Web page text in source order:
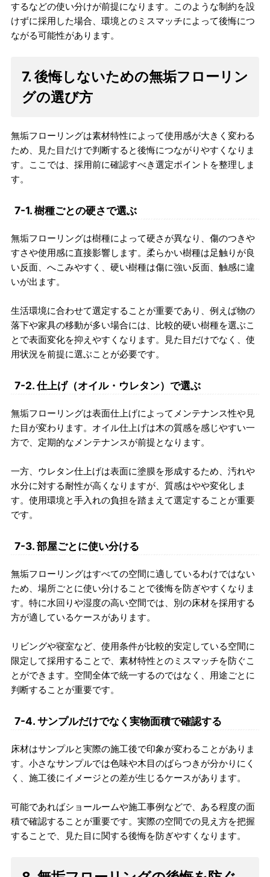
するなどの使い分けが前提になります。このような制約を設
けずに採用した場合、環境とのミスマッチによって後悔につ
ながる可能性があります。
7. 後悔しないための無垢フローリン
グの選び方
無垢フローリングは素材特性によって使用感が大きく変わる
ため、見た目だけで判断すると後悔につながりやすくなりま
す。ここでは、採用前に確認すべき選定ポイントを整理しま
す。
7-1. 樹種ごとの硬さで選ぶ
無垢フローリングは樹種によって硬さが異なり、傷のつきや
すさや使用感に直接影響します。柔らかい樹種は足触りが良
い反面、へこみやすく、硬い樹種は傷に強い反面、触感に違
いが出ます。
生活環境に合わせて選定することが重要であり、例えば物の
落下や家具の移動が多い場合には、比較的硬い樹種を選ぶこ
とで表面変化を抑えやすくなります。見た目だけでなく、使
用状況を前提に選ぶことが必要です。
7-2. 仕上げ（オイル・ウレタン）で選ぶ
無垢フローリングは表面仕上げによってメンテナンス性や見
た目が変わります。オイル仕上げは木の質感を感じやすい一
方で、定期的なメンテナンスが前提となります。
一方、ウレタン仕上げは表面に塗膜を形成するため、汚れや
水分に対する耐性が高くなりますが、質感はやや変化しま
す。使用環境と手入れの負担を踏まえて選定することが重要
です。
7-3. 部屋ごとに使い分ける
無垢フローリングはすべての空間に適しているわけではない
ため、場所ごとに使い分けることで後悔を防ぎやすくなりま
す。特に水回りや湿度の高い空間では、別の床材を採用する
方が適しているケースがあります。
リビングや寝室など、使用条件が比較的安定している空間に
限定して採用することで、素材特性とのミスマッチを防ぐこ
とができます。空間全体で統一するのではなく、用途ごとに
判断することが重要です。
7-4. サンプルだけでなく実物面積で確認する
床材はサンプルと実際の施工後で印象が変わることがありま
す。小さなサンプルでは色味や木目のばらつきが分かりにく
く、施工後にイメージとの差が生じるケースがあります。
可能であればショールームや施工事例などで、ある程度の面
積で確認することが重要です。実際の空間での見え方を把握
することで、見た目に関する後悔を防ぎやすくなります。